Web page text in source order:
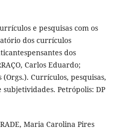
e pesquisas com os
dos currículos
dos
Carlos Eduardo;
(Orgs.). Currículos, pesquisas,
Petrópolis: DP
Maria Carolina Pires